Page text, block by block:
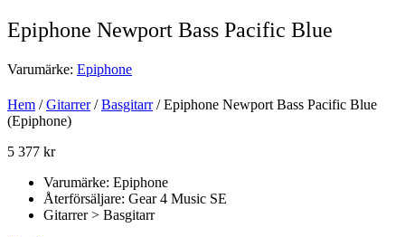
Epiphone Newport Bass Pacific Blue
Varumärke: Epiphone
Hem /Gitarrer/Basgitarr/ Epiphone Newport Bass Pacific Blue
(Epiphone)
5 377 kr
Varumärke: Epiphone
Återförsäljare: Gear 4 Music SE
Gitarrer > Basgitarr